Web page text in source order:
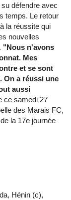
défendre avec
temps. Le retour
la réussite qui
nouvelles
"Nous n'avons
Mes
et se sont
On a réussi une
aussi
ce samedi 27
des Marais FC,
la 17e journée
Hénin (c),